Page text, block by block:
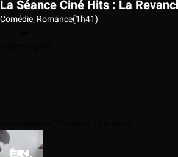
La Séance Ciné Hits : La
Comédie, Romance(1h41)